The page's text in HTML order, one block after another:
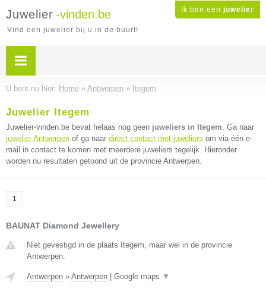
Ik ben een juwelier
Juwelier -vinden.be
Vind een juwelier bij u in de buurt!
U bent nu hier: Home » Antwerpen » Itegem
Juwelier Itegem
Juwelier-vinden.be bevat helaas nog geen juweliers in Itegem. Ga naar
juwelier Antwerpen of ga naar direct contact met juweliers om via één e-
mail in contact te komen met meerdere juweliers tegelijk. Hieronder
worden nu resultaten getoond uit de provincie Antwerpen.
1
BAUNAT Diamond Jewellery
Niet gevestigd in de plaats Itegem, maar wel in de provincie
Antwerpen.
Antwerpen » Antwerpen Google maps ▼